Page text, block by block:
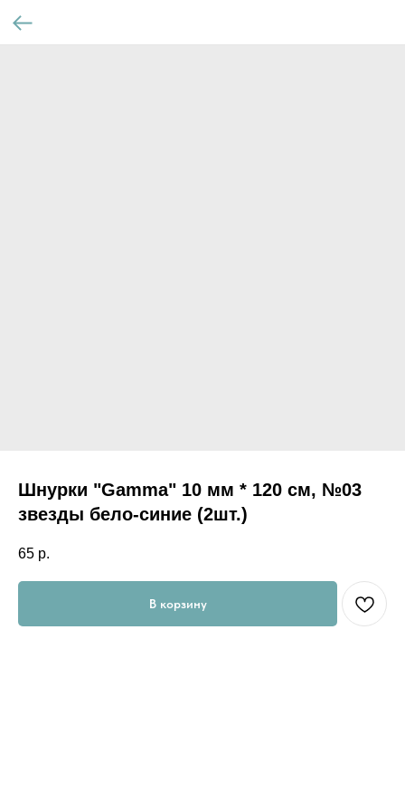
Шнурки "Gamma" 10 мм * 120 см, №03
звезды бело-синие (2шт.)
65 р.
В корзину